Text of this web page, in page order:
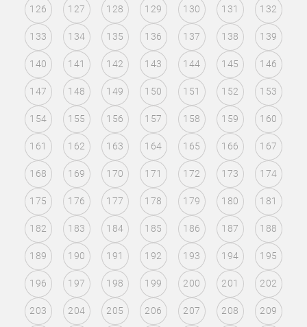
126 127 128 129 130 131 132
133 134 135 136 137 138 139
140 141 142 143 144 145 146
147 148 149 150 151 152 153
154 155 156 157 158 159 160
161 162 163 164 165 166 167
168 169 170 171 172 173 174
175 176 177 178 179 180 181
182 183 184 185 186 187 188
189 190 191 192 193 194 195
196 197 198 199 200 201 202
203 204 205 206 207 208 209